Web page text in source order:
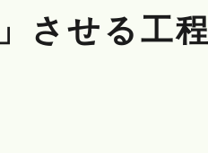
させる工程